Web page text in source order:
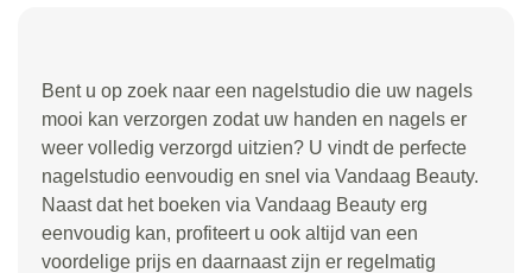
Bent u op zoek naar een nagelstudio die uw nagels
mooi kan verzorgen zodat uw handen en nagels er
weer volledig verzorgd uitzien? U vindt de perfecte
nagelstudio eenvoudig en snel via Vandaag Beauty.
Naast dat het boeken via Vandaag Beauty erg
eenvoudig kan, profiteert u ook altijd van een
voordelige prijs en daarnaast zijn er regelmatig